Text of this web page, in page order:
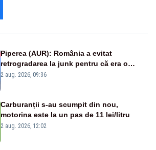
Piperea (AUR): România a evitat
retrogradarea la junk pentru că era o
catastrofă pentru bănci și fondurile de
2 aug. 2026, 09:36
Carburanții s-au scumpit din nou,
motorina este la un pas de 11 lei/litru
2 aug. 2026, 12:02